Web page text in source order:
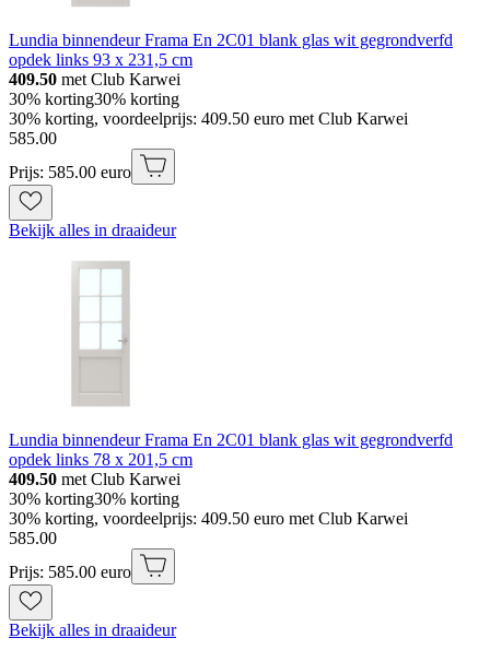
Lundia binnendeur Frama En 2C01 blank glas wit gegrondverfd
opdek links 93 x 231,5 cm
409.50 met Club Karwei
30% korting30% korting
30% korting, voordeelprijs: 409.50 euro met Club Karwei
585.00
Prijs: 585.00 euro
Bekijk alles in draaideur
Lundia binnendeur Frama En 2C01 blank glas wit gegrondverfd
opdek links 78 x 201,5 cm
409.50 met Club Karwei
30% korting30% korting
30% korting, voordeelprijs: 409.50 euro met Club Karwei
585.00
Prijs: 585.00 euro
Bekijk alles in draaideur